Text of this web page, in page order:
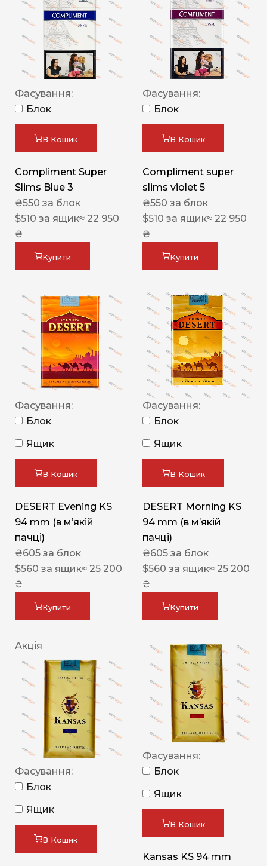
Фасування:
Блок
В Кошик
Compliment Super
Slims Blue 3
₴550 за блок
$510 за ящик≈ 22 950
₴
Купити
Фасування:
Блок
В Кошик
Compliment super
slims violet 5
₴550 за блок
$510 за ящик≈ 22 950
₴
Купити
Фасування:
Блок
Ящик
В Кошик
DESERT Evening KS
94 mm (в мʼякій
пачці)
₴605 за блок
$560 за ящик≈ 25 200
₴
Купити
Фасування:
Блок
Ящик
В Кошик
DESERT Morning KS
94 mm (в мʼякій
пачці)
₴605 за блок
$560 за ящик≈ 25 200
₴
Купити
Акція
Фасування:
Блок
Ящик
В Кошик
Фасування:
Блок
Ящик
В Кошик
Kansas KS 94 mm